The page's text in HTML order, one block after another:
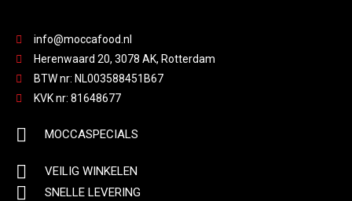
info@moccafood.nl
Herenwaard 20, 3078 AK, Rotterdam
BTW nr: NL003588451B67
KVK nr: 81648677
MOCCASPECIALS
VEILIG WINKELEN
SNELLE LEVERING